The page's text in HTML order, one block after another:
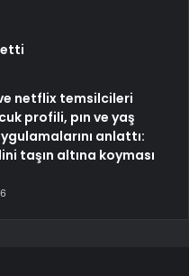
etti
netflix temsilcileri
profili, pın ve yaş
anlattı:
taşın altına koyması